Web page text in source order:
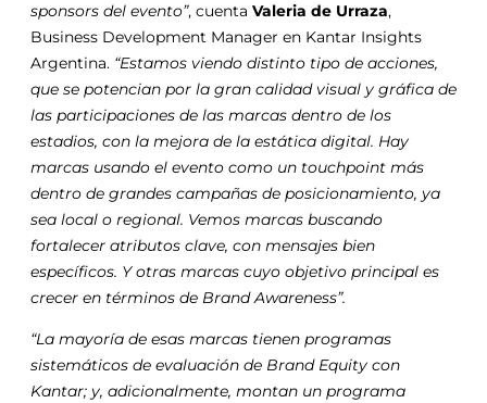
sponsors del evento”, cuenta Valeria de Urraza,
Business Development Manager en Kantar Insights
Argentina. “Estamos viendo distinto tipo de acciones,
que se potencian por la gran calidad visual y gráfica de
las participaciones de las marcas dentro de los
estadios, con la mejora de la estática digital. Hay
marcas usando el evento como un touchpoint más
dentro de grandes campañas de posicionamiento, ya
sea local o regional. Vemos marcas buscando
fortalecer atributos clave, con mensajes bien
específicos. Y otras marcas cuyo objetivo principal es
crecer en términos de Brand Awareness”.
“La mayoría de esas marcas tienen programas
sistemáticos de evaluación de Brand Equity con
Kantar; y, adicionalmente, montan un programa